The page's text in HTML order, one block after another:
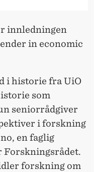
innledningen
in economic
i historie fra UiO
som
seniorrådgiver
i forskning
en faglig
Forskningsrådet.
forskning om